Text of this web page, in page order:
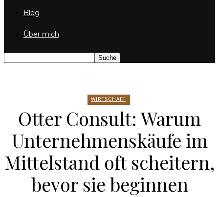
Blog
Über mich
WIRTSCHAFT
Otter Consult: Warum
Unternehmenskäufe im
Mittelstand oft scheitern,
bevor sie beginnen